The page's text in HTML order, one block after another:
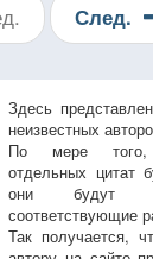
След.
Здесь
неизвестных
По мере того,
отдельных цитат
они будут
соответствующие
Так получается,